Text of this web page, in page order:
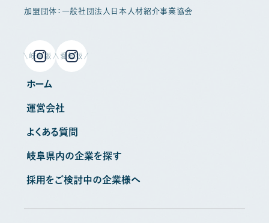
加盟団体：一般社団法人日本人材紹介事業協会
岐阜版 愛知版
ホーム
運営会社
よくある質問
岐阜県内の企業を探す
採用をご検討中の企業様へ